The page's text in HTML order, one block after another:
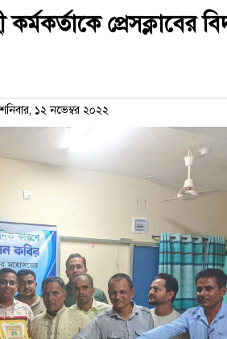
প্রেসক্লাবের
১২ নভেম্বর ২০২২